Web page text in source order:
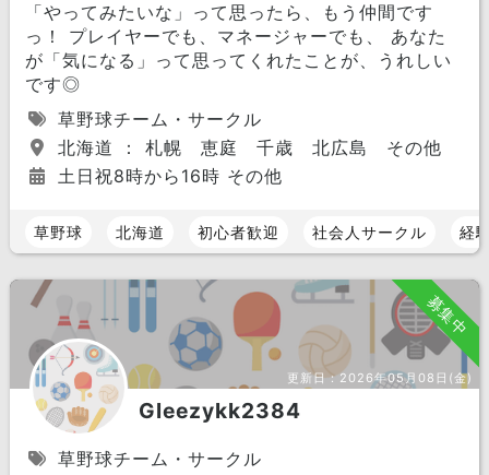
「やってみたいな」って思ったら、もう仲間です
っ！ プレイヤーでも、マネージャーでも、 あなた
が「気になる」って思ってくれたことが、うれしい
です◎
草野球チーム・サークル
北海道 ： 札幌 恵庭 千歳 北広島 その他
土日祝8時から16時 その他
草野球 北海道 初心者歓迎 社会人サークル 経
募集中
更新日：2026年05月08日(金)
Gleezykk2384
草野球チーム・サークル